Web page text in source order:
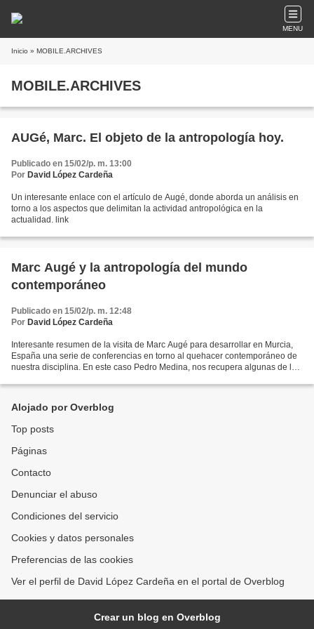
MENU
Inicio » MOBILE.ARCHIVES
MOBILE.ARCHIVES
AUGé, Marc. El objeto de la antropología hoy.
Publicado en 15/02/p. m. 13:00
Por David López Cardeña
Un interesante enlace con el artículo de Augé, donde aborda un análisis en
torno a los aspectos que delimitan la actividad antropológica en la
actualidad. link
Marc Augé y la antropología del mundo
contemporáneo
Publicado en 15/02/p. m. 12:48
Por David López Cardeña
Interesante resumen de la visita de Marc Augé para desarrollar en Murcia,
España una serie de conferencias en torno al quehacer contemporáneo de
nuestra disciplina. En este caso Pedro Medina, nos recupera algunas de las
Alojado por Overblog
Top posts
Páginas
Contacto
Denunciar el abuso
Condiciones del servicio
Cookies y datos personales
Preferencias de las cookies
Ver el perfil de David López Cardeña en el portal de Overblog
Crear un blog en Overblog